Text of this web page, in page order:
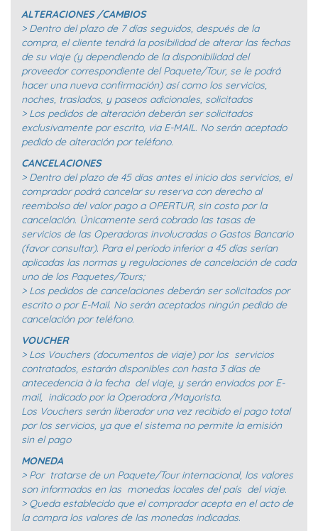
ALTERACIONES /CAMBIOS
> Dentro del plazo de 7 días seguidos, después de la
compra, el cliente tendrá la posibilidad de alterar las fechas
de su viaje (y dependiendo de la disponibilidad del
proveedor correspondiente del Paquete/Tour, se le podrá
hacer una nueva confirmación) así como los servicios,
noches, traslados, y paseos adicionales, solicitados
> Los pedidos de alteración deberán ser solicitados
exclusivamente por escrito, via E-MAIL. No serán aceptado
pedido de alteración por teléfono.
CANCELACIONES
> Dentro del plazo de 45 días antes el inicio dos servicios, el
comprador podrá cancelar su reserva con derecho al
reembolso del valor pago a OPERTUR, sin costo por la
cancelación. Únicamente será cobrado las tasas de
servicios de las Operadoras involucradas o Gastos Bancario
(favor consultar). Para el período inferior a 45 días serían
aplicadas las normas y regulaciones de cancelación de cada
uno de los Paquetes/Tours;
> Los pedidos de cancelaciones deberán ser solicitados por
escrito o por E-Mail. No serán aceptados ningún pedido de
cancelación por teléfono.
VOUCHER
> Los Vouchers (documentos de viaje) por los servicios
contratados, estarán disponibles con hasta 3 días de
antecedencia à la fecha del viaje, y serán enviados por E-
mail, indicado por la Operadora /Mayorista.
Los Vouchers serán liberador una vez recibido el pago total
por los servicios, ya que el sistema no permite la emisión
sin el pago
MONEDA
> Por tratarse de un Paquete/Tour internacional, los valores
son informados en las monedas locales del país del viaje.
> Queda establecido que el comprador acepta en el acto de
la compra los valores de las monedas indicadas.